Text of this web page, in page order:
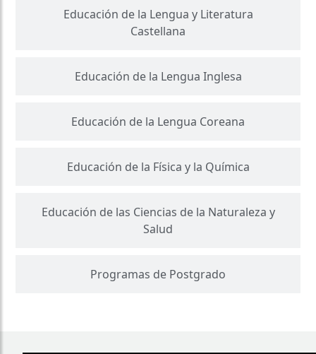
Educación de la Lengua y Literatura
Castellana
Educación de la Lengua Inglesa
Educación de la Lengua Coreana
Educación de la Física y la Química
Educación de las Ciencias de la Naturaleza y
Salud
Programas de Postgrado